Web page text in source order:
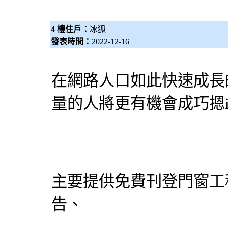
4 樓住戶： 冰狐
發表時間： 2022-12-16
在網路人口如此快速成
量的人將更有機會成巧
主要提供免費刊登門窗
告、